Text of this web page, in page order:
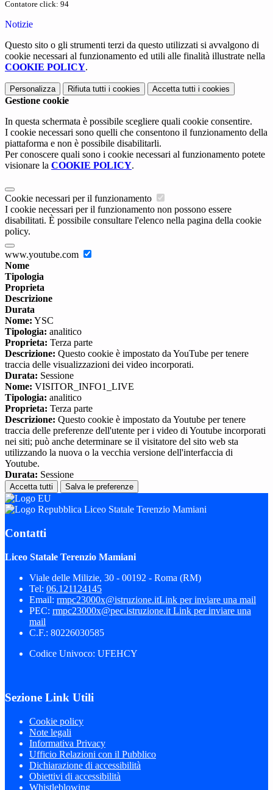
Contatore click: 94
Notizie
Questo sito o gli strumenti terzi da questo utilizzati si avvalgono di
cookie necessari al funzionamento ed utili alle finalità illustrate nella
COOKIE POLICY.
Personalizza Rifiuta tutti i cookies Accetta tutti i cookies
Gestione cookie
In questa schermata è possibile scegliere quali cookie consentire.
I cookie necessari sono quelli che consentono il funzionamento della
piattaforma e non è possibile disabilitarli.
Per conoscere quali sono i cookie necessari al funzionamento potete
visionare la COOKIE POLICY.
Cookie necessari per il funzionamento
I cookie necessari per il funzionamento non possono essere
disabilitati. È possibile consultare l'elenco nella pagina della cookie
policy.
www.youtube.com
Nome
Tipologia
Proprieta
Descrizione
Durata
Nome: YSC
Tipologia: analitico
Proprieta: Terza parte
Descrizione: Questo cookie è impostato da YouTube per tenere
traccia delle visualizzazioni dei video incorporati.
Durata: Sessione
Nome: VISITOR_INFO1_LIVE
Tipologia: analitico
Proprieta: Terza parte
Descrizione: Questo cookie è impostato da Youtube per tenere
traccia delle preferenze dell'utente per i video di Youtube incorporati
nei siti; può anche determinare se il visitatore del sito web sta
utilizzando la nuova o la vecchia versione dell'interfaccia di
Youtube.
Durata: Sessione
Accetta tutti Salva le preferenze
Liceo Statale Terenzio Mamiani
Contatti
Liceo Statale Terenzio Mamiani
Viale delle Milizie, 30 - 00192 - Roma (RM)
Tel: 06.121124145
Email: rmpc23000x@istruzione.itLink per inviare una mail
PEC: rmpc23000x@pec.istruzione.it Link per inviare una
mail
C.F.: 80226030585
Codice Univoco: UFEHCY
Sezione Link Utili
Cookie policy
Note legali
Informativa Privacy
Ufficio Relazioni con il Pubblico
Dichiarazione di accessibilità
Obiettivi di accessibilità
Whistleblowing